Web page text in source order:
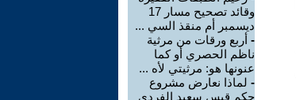
وقائد تصحيح مسار 17
ديسمبر أم منقذ السي ...
- أربع ورقات من مرثية
ناظم الحصري أو كما
عنونها هو: مرثيتي لأه ...
- لماذا نعارض مشروع
حكم قيس سعيد الفردي